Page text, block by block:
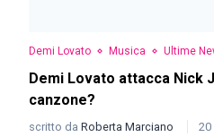
Demi Lovato Musica Ultime
Demi Lovato attacca Nick
canzone?
scritto da Roberta Marciano 20